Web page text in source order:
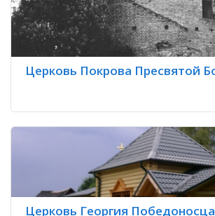
Церковь Покрова Пресвятой
Церковь Георгия Победоносца